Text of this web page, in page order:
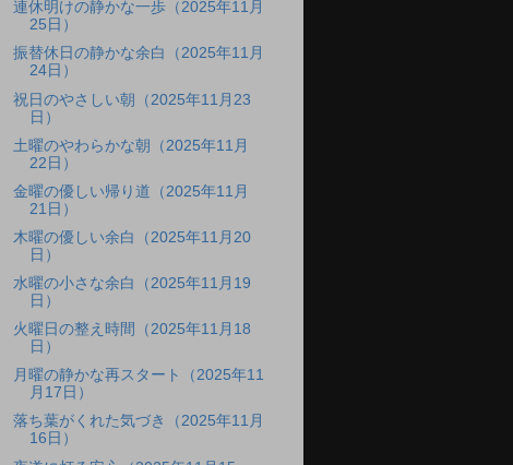
連休明けの静かな一歩（2025年11月
25日）
振替休日の静かな余白（2025年11月
24日）
祝日のやさしい朝（2025年11月23
日）
土曜のやわらかな朝（2025年11月
22日）
金曜の優しい帰り道（2025年11月
21日）
木曜の優しい余白（2025年11月20
日）
水曜の小さな余白（2025年11月19
日）
火曜日の整え時間（2025年11月18
日）
月曜の静かな再スタート（2025年11
月17日）
落ち葉がくれた気づき（2025年11月
16日）